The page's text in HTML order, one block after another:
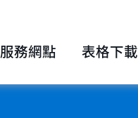
服務網點 表格下載